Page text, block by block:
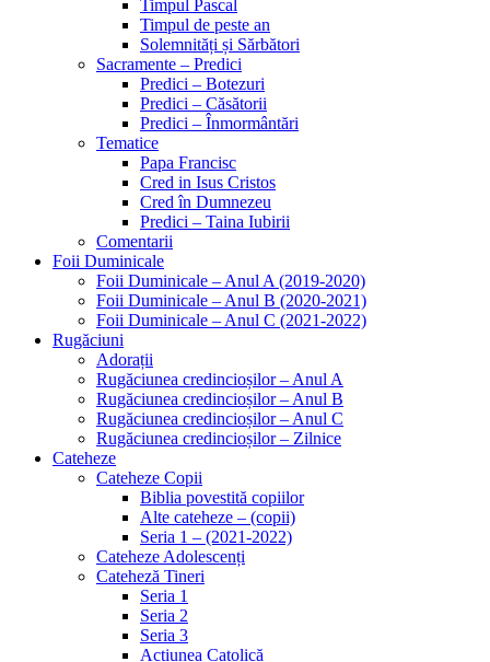
Timpul Pascal
Timpul de peste an
Solemnități și Sărbători
Sacramente – Predici
Predici – Botezuri
Predici – Căsătorii
Predici – Înmormântări
Tematice
Papa Francisc
Cred in Isus Cristos
Cred în Dumnezeu
Predici – Taina Iubirii
Comentarii
Foii Duminicale
Foii Duminicale – Anul A (2019-2020)
Foii Duminicale – Anul B (2020-2021)
Foii Duminicale – Anul C (2021-2022)
Rugăciuni
Adorații
Rugăciunea credincioșilor – Anul A
Rugăciunea credincioșilor – Anul B
Rugăciunea credincioșilor – Anul C
Rugăciunea credincioșilor – Zilnice
Cateheze
Cateheze Copii
Biblia povestită copiilor
Alte cateheze – (copii)
Seria 1 – (2021-2022)
Cateheze Adolescenți
Cateheză Tineri
Seria 1
Seria 2
Seria 3
Actiunea Catolică